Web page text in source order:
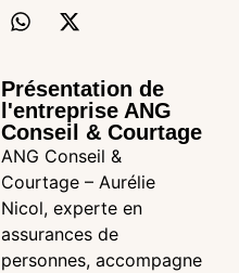
Présentation de
l'entreprise ANG
Conseil & Courtage
ANG Conseil &
Courtage – Aurélie
Nicol, experte en
assurances de
personnes, accompagne